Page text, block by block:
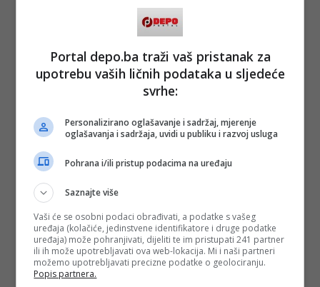
okupio tim iskusnih diplomata s kojima će raditi na
popravljanju imidža BiH u svijetu.
(FENA/md)
Depo.ba pratite putem društvenih mrežaTwitteriFacebook
#denis bećirović #krug 99 #sdp
Portal depo.ba traži vaš pristanak za
upotrebu vaših ličnih podataka u sljedeće
svrhe:
Personalizirano oglašavanje i sadržaj, mjerenje
oglašavanja i sadržaja, uvidi u publiku i razvoj usluga
Pohrana i/ili pristup podacima na uređaju
Saznajte više
Vaši će se osobni podaci obrađivati, a podatke s vašeg
uređaja (kolačiće, jedinstvene identifikatore i druge podatke
uređaja) može pohranjivati, dijeliti te im pristupati 241 partner
ili ih može upotrebljavati ova web-lokacija. Mi i naši partneri
možemo upotrebljavati precizne podatke o geolociranju.
Popis partnera.